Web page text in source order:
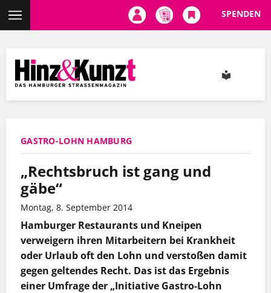
Inhalt
SPENDEN
GASTRO-LOHN HAMBURG
„Rechtsbruch ist gang und
gäbe“
Montag, 8. September 2014
Hamburger Restaurants und Kneipen
verweigern ihren Mitarbeitern bei Krankheit
oder Urlaub oft den Lohn und verstoßen damit
gegen geltendes Recht. Das ist das Ergebnis
einer Umfrage der „Initiative Gastro-Lohn